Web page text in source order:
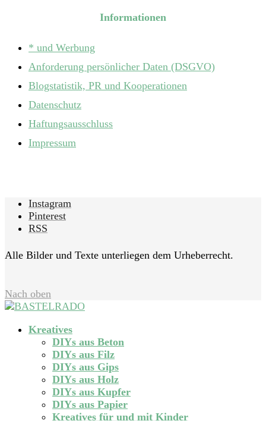
Informationen
* und Werbung
Anforderung persönlicher Daten (DSGVO)
Blogstatistik, PR und Kooperationen
Datenschutz
Haftungsausschluss
Impressum
Instagram
Pinterest
RSS
Alle Bilder und Texte unterliegen dem Urheberrecht.
Nach oben
Kreatives
DIYs aus Beton
DIYs aus Filz
DIYs aus Gips
DIYs aus Holz
DIYs aus Kupfer
DIYs aus Papier
Kreatives für und mit Kinder